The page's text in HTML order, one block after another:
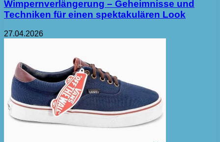
Wimpernverlängerung – Geheimnisse und
Techniken für einen spektakulären Look
27.04.2026